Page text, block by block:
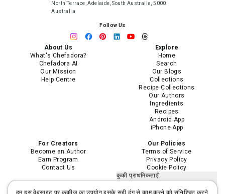
North Terrace, Adelaide, South Australia, 5000
Australia
Follow Us
About Us
What's Chefadora?
Chefadora AI
Our Mission
Help Centre
Explore
Home
Search
Our Blogs
Collections
Recipe Collections
Our Authors
Ingredients
Recipes
Android App
iPhone App
For Creators
Become an Author
Earn Program
Contact Us
Our Policies
Terms of Service
Privacy Policy
Cookie Policy
कुकी प्राथमिकताएँ
मेरी संवेदनशील निजी जानकारी का उपयोग
हम इस वेबसाइट पर कुकीज़ का उपयोग इसके सही ढंग से काम करने को सुनिश्चित करने